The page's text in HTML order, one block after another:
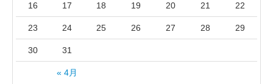
« 4月
16 17 18 19 20 21 22
23 24 25 26 27 28 29
30 31